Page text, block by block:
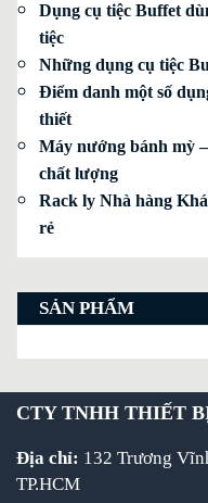
Dụng cụ tiệc Buffet
tiệc
Những dụng cụ tiệc
Điểm danh một số
thiết
Máy nướng bánh mỳ
chất lượng
Rack ly Nhà hàng
rẻ
SẢN PHẨM
CTY TNHH THIẾT
Địa chỉ: 132 Trương
TP.HCM